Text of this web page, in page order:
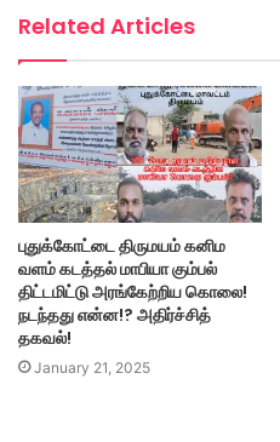
Related Articles
புதுக்கோட்டை திருமயம் கனிம
வளம் கடத்தல் மாபியா கும்பல்
திட்டமிட்டு அரங்கேற்றிய கொலை!
நடந்தது என்ன!? அதிர்ச்சித்
தகவல்!
January 21, 2025